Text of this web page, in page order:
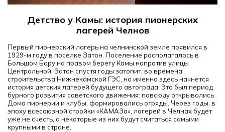
Детство у Камы: история пионерских
лагерей Челнов
Первый пионерский лагерь на челнинской земле появился в
1929-м году в поселке Затон. Поселение располагалось в
Большом Бору на правом берегу Камы напротив улицы
Центральной. Затон спустя годы затопит, во времена
строительства Нижнекамской ГЭС, но именно здесь начнется
история детских лагерей будущего автограда. Это был период
бурного развития советского движения: повсюду открывались
Дома пионерии и клубы, формировались отряды. Через годы, в
эпоху всесоюзной стройки «КАМАЗа», лагерей в Челнах будет
уже не счесть, а некоторые из них будут считаться самыми
крупными в стране.